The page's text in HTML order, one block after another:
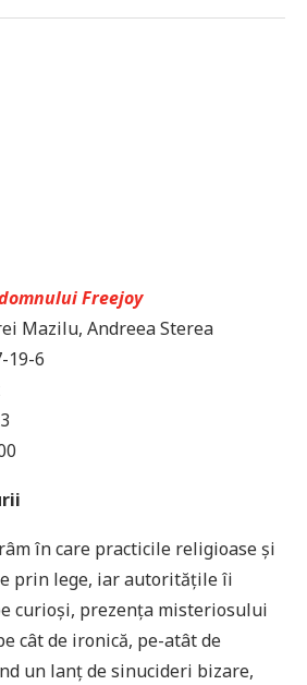
Freejoy
Mazilu, Andreea Sterea
19-6
în care practicile religioase și
prin lege, iar autoritățile îi
curioși, prezența misteriosului
cât de ironică, pe-atât de
un lanț de sinucideri bizare,